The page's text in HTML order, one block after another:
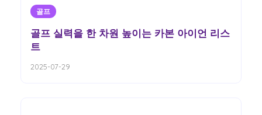
골프
골프 실력을 한 차원 높이는 카본 아이언 리스
트
2025-07-29